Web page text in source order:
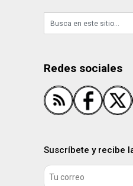
Redes sociales
Suscríbete y recibe